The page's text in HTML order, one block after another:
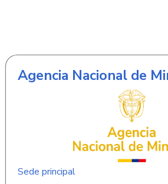
Agencia Nacional de
Sede principal